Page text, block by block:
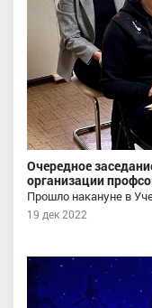
Очередное
организации
Прошло накануне в
19 дек 2022